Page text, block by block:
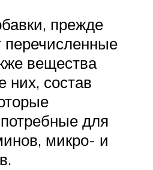
прежде
перечисленные
вещества
них, состав
для
микро- и